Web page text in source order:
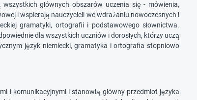
głównych obszarów uczenia się - mówienia,
i wspierają nauczycieli we wdrażaniu nowoczesnych i
gramatyki, ortografii i podstawowego słownictwa.
dla wszystkich uczniów i dorosłych, którzy uczą
język niemiecki, gramatyka i ortografia stopniowo
i komunikacyjnymi i stanowią główny przedmiot języka